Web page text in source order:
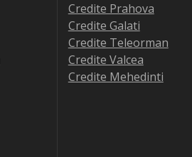
Credite Prahova
Credite Galati
Credite Teleorman
Credite Valcea
Credite Mehedinti